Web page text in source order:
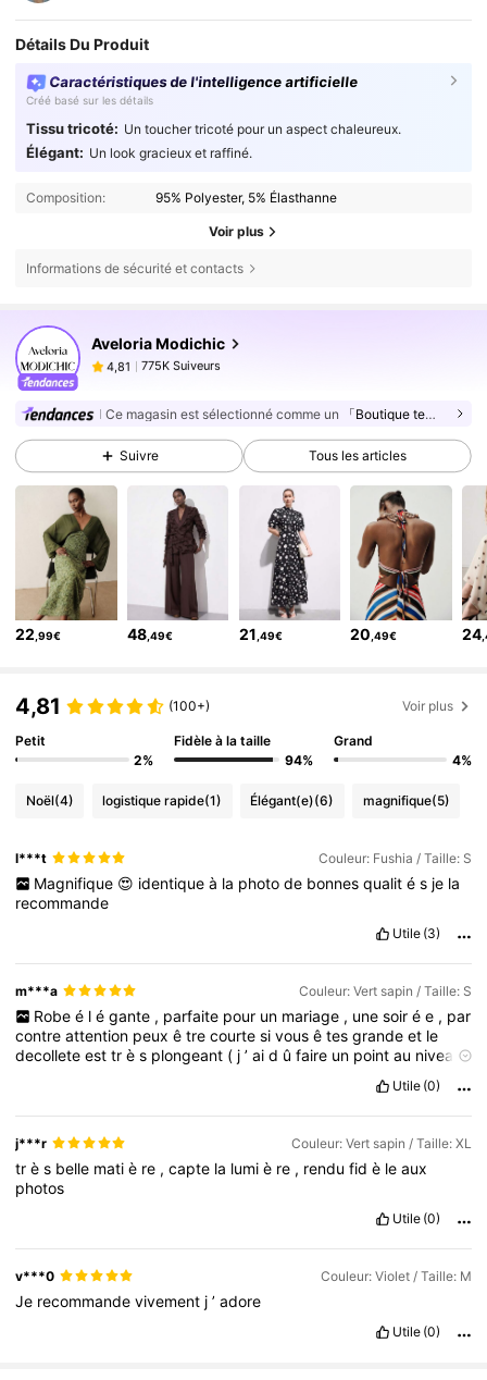
Détails Du Produit
Caractéristiques de l'intelligence artificielle
Créé basé sur les détails
Tissu tricoté: Un toucher tricoté pour un aspect chaleureux.
Élégant: Un look gracieux et raffiné.
Composition: 95% Polyester, 5% Élasthanne
Voir plus
Informations de sécurité et contacts
Aveloria Modichic
4,81
775K Suiveurs
4,81 775K Suiveurs
4,81 775K Suiveurs
775K Suiveurs
4,81 775K Suiveurs
4,81 775K Suiveurs
4,81 775K Suiveurs
Ce magasin est sélectionné comme un 「Boutique tendance」
Suivre Tous les articles
22 ,99€ 48 ,49€ 21 ,49€ 20 ,49€ 24
4,81 (100+) Voir plus
Petit
2%
Fidèle à la taille
94%
Grand
4%
Noël(4) logistique rapide(1) Élégant(e)(6) magnifique(5)
l***t Couleur: Fushia / Taille: S
Magnifique 😍 identique à la photo de bonnes qualit é s je la
recommande
Utile (3)
m***a Couleur: Vert sapin / Taille: S
Robe é l é gante , parfaite pour un mariage , une soir é e , par
contreattention peuxêtrecourtesivousêtesgrandeet le
decolleteesttrès plongeant ( j’aid ûfaire un pointau niveau
Utile (0)
j***r Couleur: Vert sapin / Taille: XL
très belle matiè re ,capte la lumiè re , rendufidè leaux
photos
Utile (0)
v***0 Couleur: Violet / Taille: M
Je recommandevivement j’adore
Utile (0)